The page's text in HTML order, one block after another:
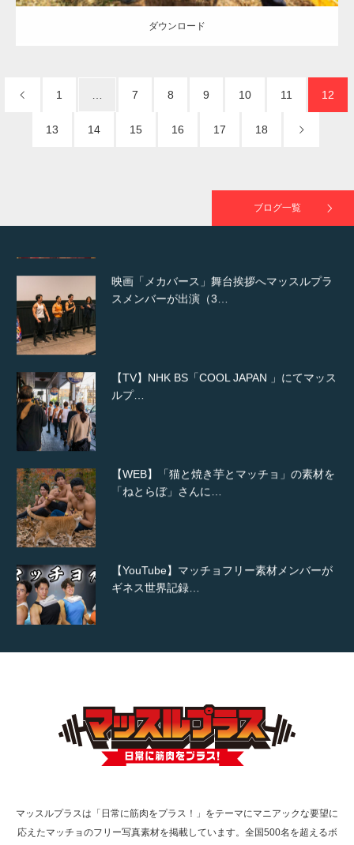
ダウンロード
1 7 8 9 10 11 12
13 14 15 16 17 18
ブログ一覧
た（6/8放送）
スメンバーが出演（3…
ルプ…
「ねとらぼ」さんに…
ギネス世界記録…
TOKYO FMラジオ番組「ONE MORNING」
で紹介さ…
マッスルプラスは「日常に筋肉をプラス！」をテーマにマニアックな要望に
応えたマッチョのフリー写真素材を掲載しています。全国500名を超えるボ